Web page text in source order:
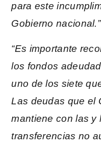
para este
Gobierno nacional.”
“Es importante
los fondos
uno de los siete
Las deudas que el
mantiene con las y
transferencias no